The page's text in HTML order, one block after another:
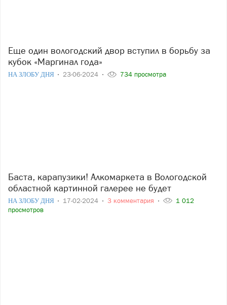
Еще один вологодский двор вступил в борьбу за
кубок «Маргинал года»
НА ЗЛОБУ ДНЯ 23-06-2024 734 просмотра
Баста, карапузики! Алкомаркета в Вологодской
областной картинной галерее не будет
НА ЗЛОБУ ДНЯ 17-02-2024 3 комментария
1 012
просмотров